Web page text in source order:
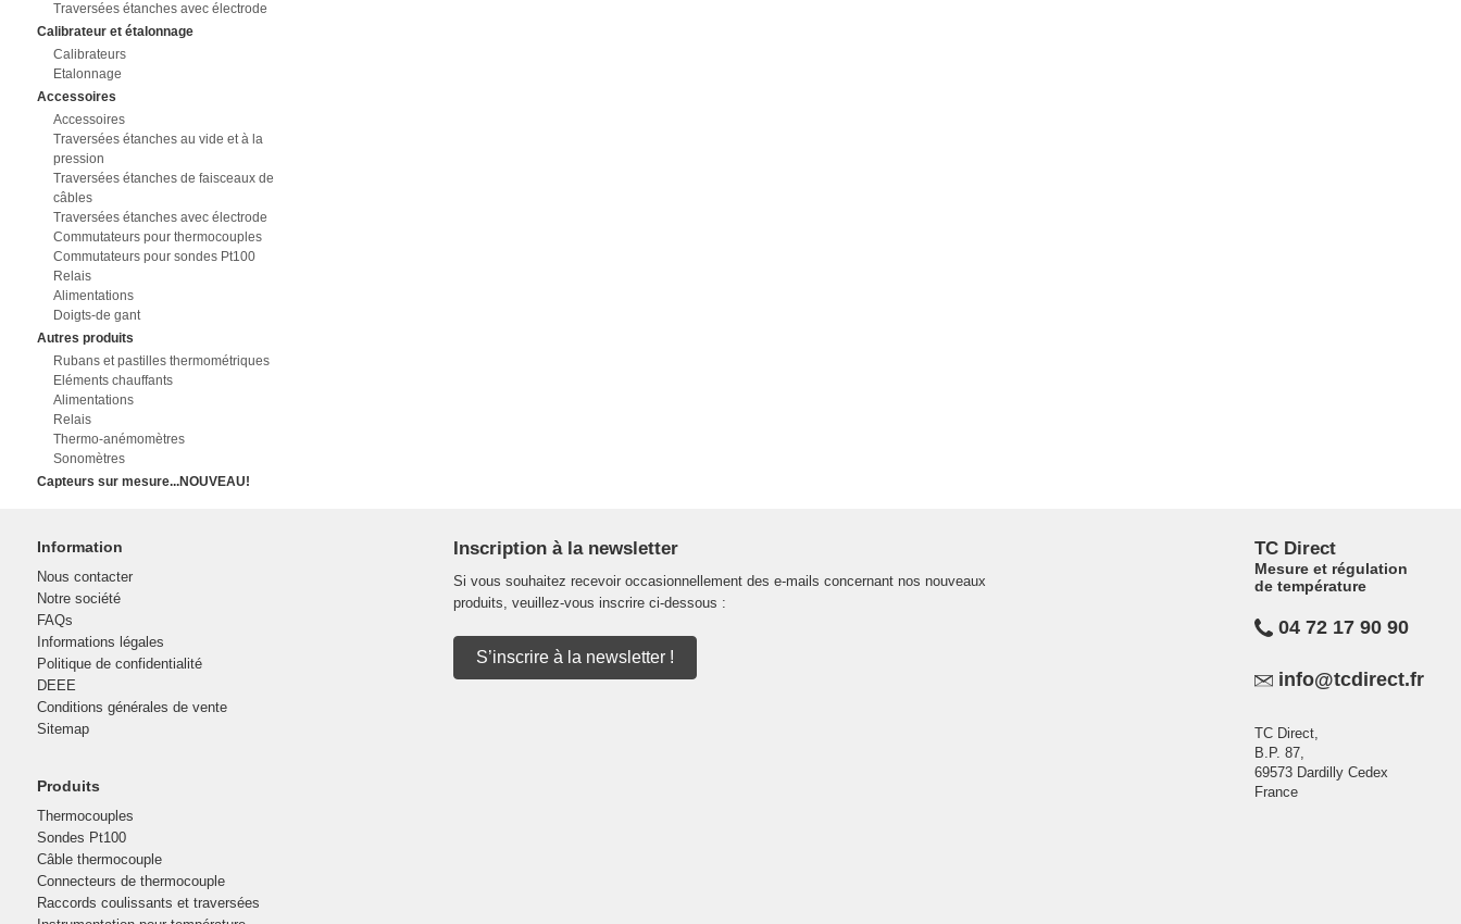
Traversées étanches avec électrode
Calibrateur et étalonnage
Calibrateurs
Etalonnage
Accessoires
Accessoires
Traversées étanches au vide et à la
pression
Traversées étanches de faisceaux de
câbles
Traversées étanches avec électrode
Commutateurs pour thermocouples
Commutateurs pour sondes Pt100
Relais
Alimentations
Doigts-de gant
Autres produits
Rubans et pastilles thermométriques
Eléments chauffants
Alimentations
Relais
Thermo-anémomètres
Sonomètres
Capteurs sur mesure...NOUVEAU!
Information
Nous contacter
Notre société
FAQs
Informations légales
Politique de confidentialité
DEEE
Conditions générales de vente
Sitemap
Produits
Thermocouples
Sondes Pt100
Câble thermocouple
Connecteurs de thermocouple
Raccords coulissants et traversées
Inscription à la newsletter
Si vous souhaitez recevoir occasionnellement des e-mails concernant nos nouveaux
produits, veuillez-vous inscrire ci-dessous :
S’inscrire à la newsletter !
TC Direct
Mesure et régulation
de température
04 72 17 90 90
info@tcdirect.fr
TC Direct,
B.P. 87,
69573 Dardilly Cedex
France